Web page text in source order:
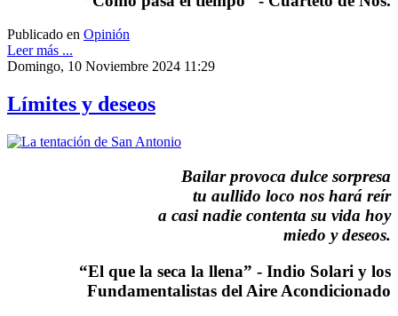
Publicado en Opinión
Leer más ...
Domingo, 10 Noviembre 2024 11:29
Límites y deseos
Bailar provoca dulce sorpresa
tu aullido loco nos hará reír
a casi nadie contenta su vida hoy
miedo y deseos.
“El que la seca la llena” - Indio Solari y los
Fundamentalistas del Aire Acondicionado